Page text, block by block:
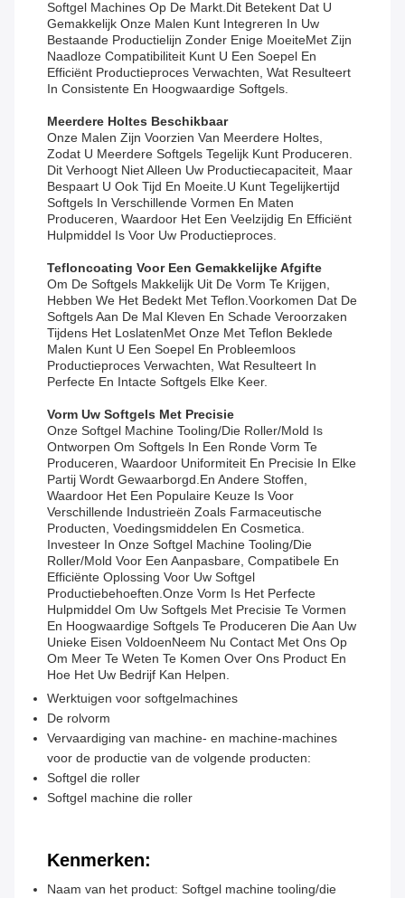
Softgel Machines Op De Markt.Dit Betekent Dat U
Gemakkelijk Onze Malen Kunt Integreren In Uw
Bestaande Productielijn Zonder Enige MoeiteMet Zijn
Naadloze Compatibiliteit Kunt U Een Soepel En
Efficiënt Productieproces Verwachten, Wat Resulteert
In Consistente En Hoogwaardige Softgels.
Meerdere Holtes Beschikbaar
Onze Malen Zijn Voorzien Van Meerdere Holtes,
Zodat U Meerdere Softgels Tegelijk Kunt Produceren.
Dit Verhoogt Niet Alleen Uw Productiecapaciteit, Maar
Bespaart U Ook Tijd En Moeite.u Kunt Tegelijkertijd
Softgels In Verschillende Vormen En Maten
Produceren, Waardoor Het Een Veelzijdig En Efficiënt
Hulpmiddel Is Voor Uw Productieproces.
Tefloncoating Voor Een Gemakkelijke Afgifte
Om De Softgels Makkelijk Uit De Vorm Te Krijgen,
Hebben We Het Bedekt Met Teflon.voorkomen Dat De
Softgels Aan De Mal Kleven En Schade Veroorzaken
Tijdens Het LoslatenMet Onze Met Teflon Beklede
Malen Kunt U Een Soepel En Probleemloos
Productieproces Verwachten, Wat Resulteert In
Perfecte En Intacte Softgels Elke Keer.
Vorm Uw Softgels Met Precisie
Onze Softgel Machine Tooling/Die Roller/Mold Is
Ontworpen Om Softgels In Een Ronde Vorm Te
Produceren, Waardoor Uniformiteit En Precisie In Elke
Partij Wordt Gewaarborgd.en Andere Stoffen,
Waardoor Het Een Populaire Keuze Is Voor
Verschillende Industrieën Zoals Farmaceutische
Producten, Voedingsmiddelen En Cosmetica.
Investeer In Onze Softgel Machine Tooling/Die
Roller/Mold Voor Een Aanpasbare, Compatibele En
Efficiënte Oplossing Voor Uw Softgel
Productiebehoeften.Onze Vorm Is Het Perfecte
Hulpmiddel Om Uw Softgels Met Precisie Te Vormen
En Hoogwaardige Softgels Te Produceren Die Aan Uw
Unieke Eisen VoldoenNeem Nu Contact Met Ons Op
Om Meer Te Weten Te Komen Over Ons Product En
Hoe Het Uw Bedrijf Kan Helpen.
Werktuigen voor softgelmachines
De rolvorm
Vervaardiging van machine- en machine-machines
voor de productie van de volgende producten:
Softgel die roller
Softgel machine die roller
Kenmerken:
Naam van het product: Softgel machine tooling/die